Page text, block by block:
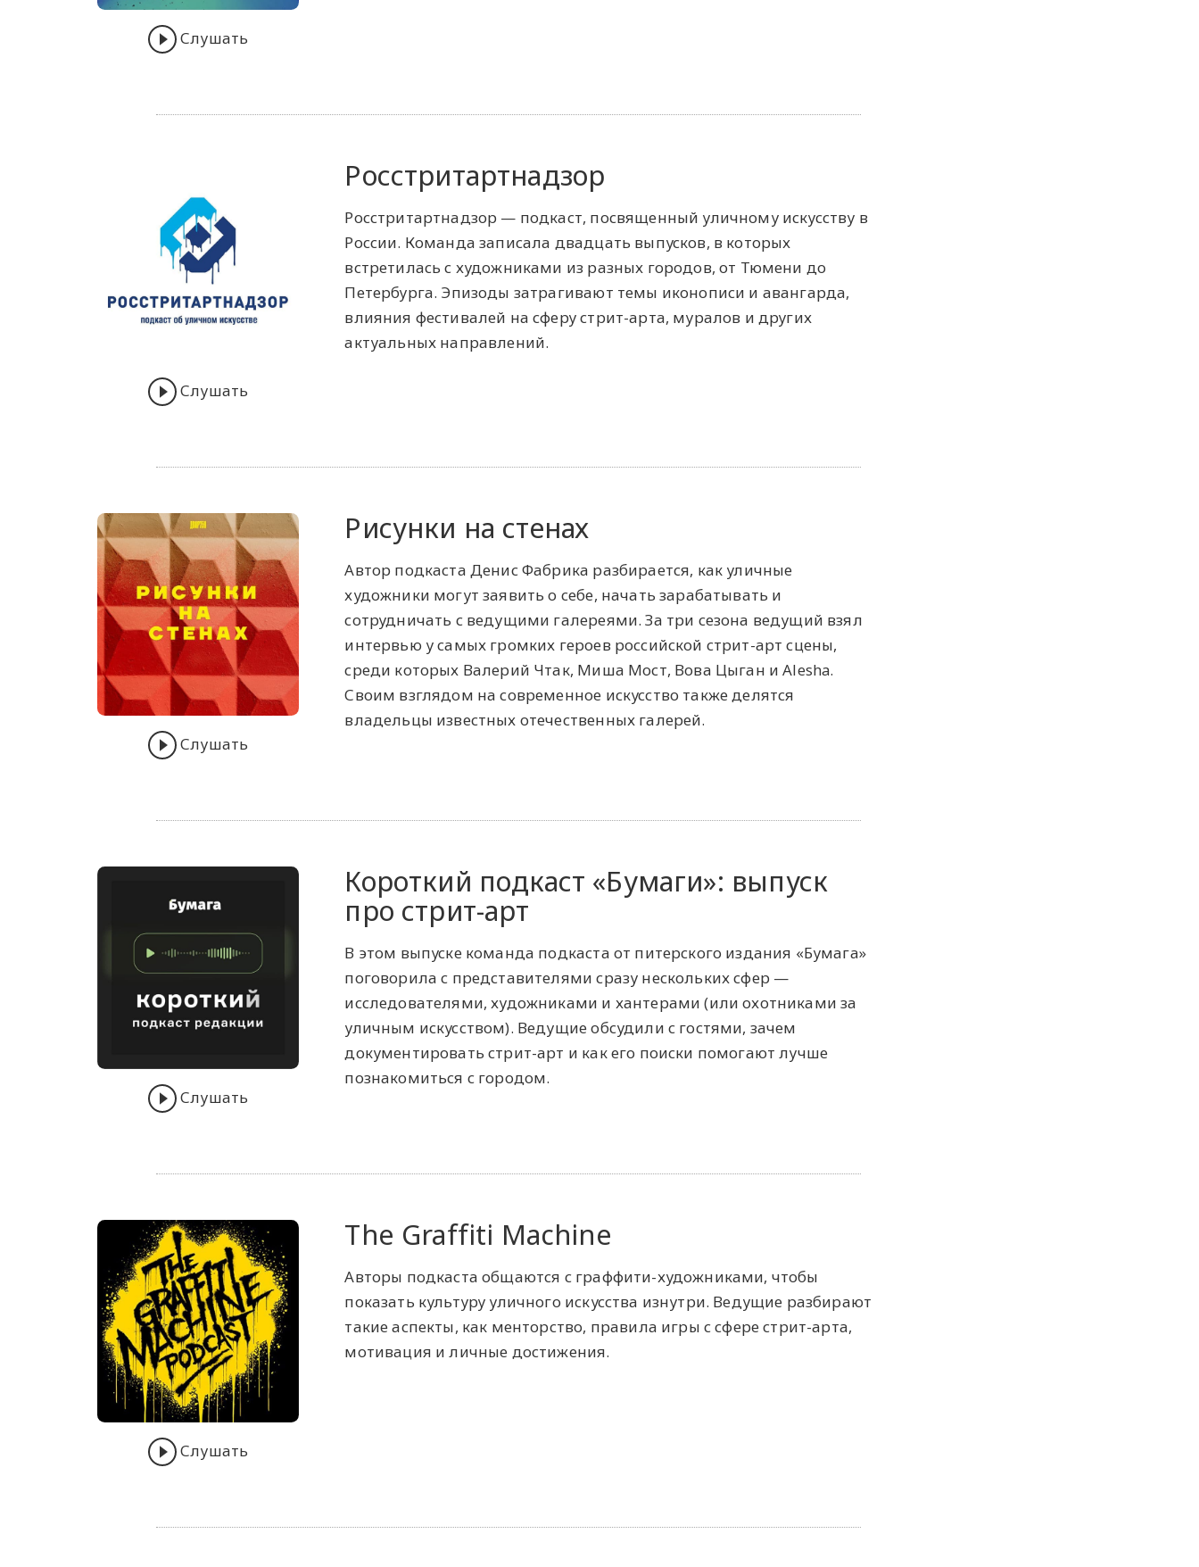
Слушать
Слушать
Росстритартнадзор
Росстритартнадзор — подкаст, посвященный уличному искусству в
России. Команда записала двадцать выпусков, в которых
встретилась с художниками из разных городов, от Тюмени до
Петербурга. Эпизоды затрагивают темы иконописи и авангарда,
влияния фестивалей на сферу стрит-арта, муралов и других
актуальных направлений.
Слушать
Рисунки на стенах
Автор подкаста Денис Фабрика разбирается, как уличные
художники могут заявить о себе, начать зарабатывать и
сотрудничать с ведущими галереями. За три сезона ведущий взял
интервью у самых громких героев российской стрит-арт сцены,
среди которых Валерий Чтак, Миша Мост, Вова Цыган и Alesha.
Своим взглядом на современное искусство также делятся
владельцы известных отечественных галерей.
Слушать
Короткий подкаст «Бумаги»: выпуск
про стрит-арт
В этом выпуске команда подкаста от питерского издания «Бумага»
поговорила с представителями сразу нескольких сфер —
исследователями, художниками и хантерами (или охотниками за
уличным искусством). Ведущие обсудили с гостями, зачем
документировать стрит-арт и как его поиски помогают лучше
познакомиться с городом.
Слушать
The Graffiti Machine
Авторы подкаста общаются с граффити-художниками, чтобы
показать культуру уличного искусства изнутри. Ведущие разбирают
такие аспекты, как менторство, правила игры с сфере стрит-арта,
мотивация и личные достижения.